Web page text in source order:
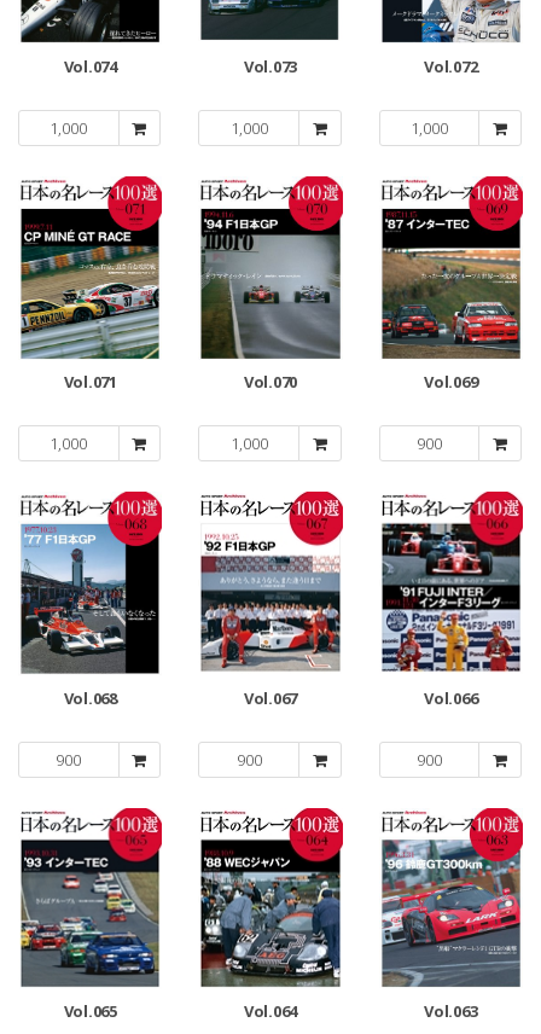
Vol.074
1,000
Vol.073
1,000
Vol.072
1,000
Vol.071
1,000
Vol.070
1,000
Vol.069
900
Vol.068
900
Vol.067
900
Vol.066
900
Vol.065 Vol.064 Vol.063